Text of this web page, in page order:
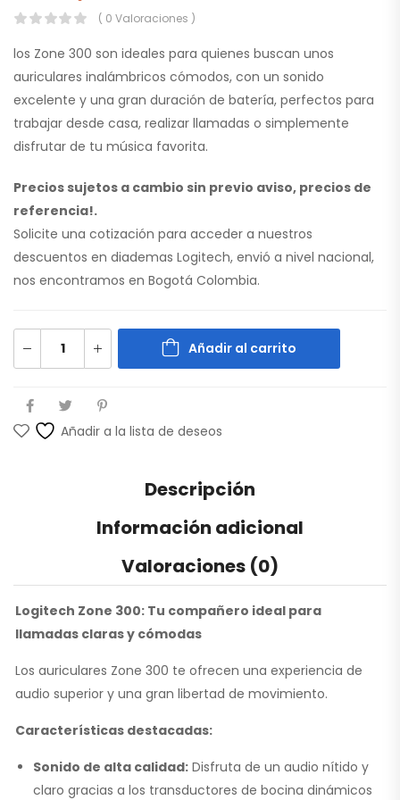
( 0 Valoraciones )
los Zone 300 son ideales para quienes buscan unos
auriculares inalámbricos cómodos, con un sonido
excelente y una gran duración de batería, perfectos para
trabajar desde casa, realizar llamadas o simplemente
disfrutar de tu música favorita.
Precios sujetos a cambio sin previo aviso, precios de
referencia!.
Solicite una cotización para acceder a nuestros
descuentos en diademas Logitech, envió a nivel nacional,
nos encontramos en Bogotá Colombia.
Añadir al carrito
Añadir a la lista de deseos
Descripción
Información adicional
Valoraciones (0)
Logitech Zone 300: Tu compañero ideal para
llamadas claras y cómodas
Los auriculares Zone 300 te ofrecen una experiencia de
audio superior y una gran libertad de movimiento.
Características destacadas:
Sonido de alta calidad: Disfruta de un audio nítido y
claro gracias a los transductores de bocina dinámicos